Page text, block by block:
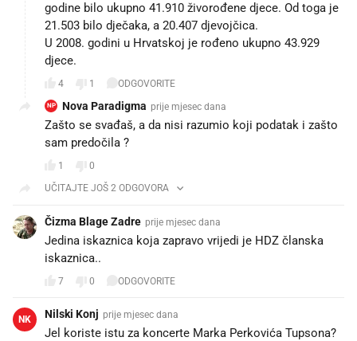
godine bilo ukupno 41.910 živorođene djece. Od toga je
21.503 bilo dječaka, a 20.407 djevojčica.
U 2008. godini u Hrvatskoj je rođeno ukupno 43.929
djece.
4 1 ODGOVORITE
NP Nova Paradigma prije mjesec dana
Zašto se svađaš, a da nisi razumio koji podatak i zašto
sam predočila ?
1
0
UČITAJTE JOŠ 2 ODGOVORA
Čizma Blage Zadre prije mjesec dana
Jedina iskaznica koja zapravo vrijedi je HDZ članska
iskaznica..
7 0 ODGOVORITE
NK Nilski Konj prije mjesec dana
Jel koriste istu za koncerte Marka Perkovića Tupsona?